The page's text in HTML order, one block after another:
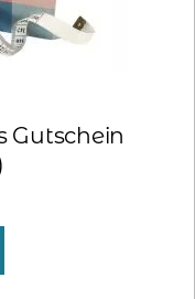
Gutschein